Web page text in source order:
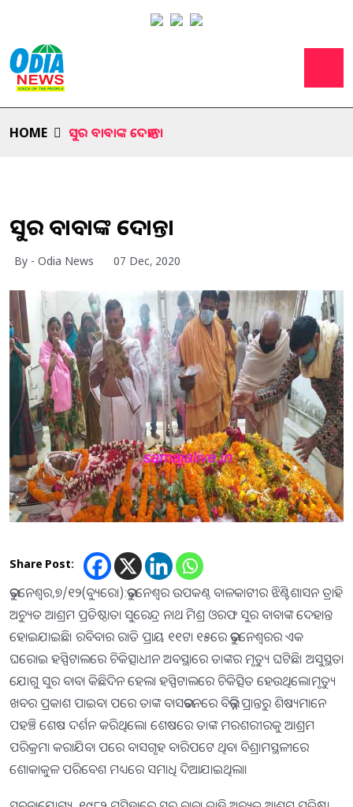
HOME ସୁର ବାବାଙ୍କ ଦେହାନ୍ତ।
ସୁର ବାବାଙ୍କ ଦେହାନ୍ତ।
By - Odia News 07 Dec, 2020
Share Post:
ଭୁବନେଶ୍ୱର,୭/୧୨(ବ୍ୟୁରୋ):ଭୁବନେଶ୍ଵର ଉପକଣ୍ଠ ବାଳକାଟୀର ଝିଣ୍ଟିଶାସନ ତ୍ରାହି
ଅଚ୍ୟୁତ ଆଶ୍ରମ ପ୍ରତିଷ୍ଠାତା ସୁରେନ୍ଦ୍ର ନାଥ ମିଶ୍ର ଓରଫ ସୁର ବାବାଙ୍କ ଦେହାନ୍ତ
ହୋଇଯାଇଛି। ରବିବାର ରାତି ପ୍ରାୟ ୧୧ଟା ୧୫ରେ ଭୁବନେଶ୍ଵରର ଏକ
ଘରୋଇ ହସ୍ପିଟାଲରେ ଚିକିତ୍ସାଧୀନ ଅବସ୍ଥାରେ ତାଙ୍କର ମୃତ୍ୟୁ ଘଟିଛି। ଅସୁସ୍ଥତା
ଯୋଗୁ ସୁର ବାବା କିଛିଦିନ ହେଲା ହସ୍ପିଟାଲରେ ଚିକିତ୍ସିତ ହେଉଥିଲେ।ମୃତ୍ୟୁ
ଖବର ପ୍ରକାଶ ପାଇବା ପରେ ତାଙ୍କ ବାସଭବନରେ ବିଭିନ୍ନ ପ୍ରାନ୍ତରୁ ଶିଷ୍ୟମାନେ
ପହଞ୍ଚି ଶେଷ ଦର୍ଶନ କରିଥିଲେ। ଶେଷରେ ତାଙ୍କ ମରଶରୀରକୁ ଆଶ୍ରମ
ପରିକ୍ରମା କରାଯିବା ପରେ ବାସଗୃହ ବାରିପଟେ ଥିବା ବିଶ୍ରାମସ୍ଥଳୀରେ
ଶୋକାକୁଳ ପରିବେଶ ମଧ୍ୟରେ ସମାଧି ଦିଆଯାଇଥିଲା।